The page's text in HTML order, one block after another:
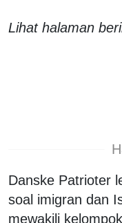
Lihat halaman
Danske Patrioter
soal imigran dan
mewakili